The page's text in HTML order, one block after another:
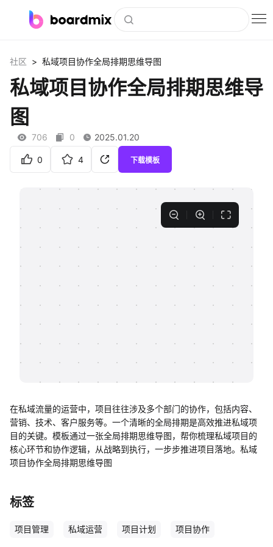
社区资源
企业服务
客户案例
社区 > 私域项目协作全局排期思维导图
私域项目协作全局排期思维导
图
706 0 2025.01.20
0 4 下载模板
在私域流量的运营中，项目往往涉及多个部门的协作，包括内容、
营销、技术、客户服务等。一个清晰的全局排期是高效推进私域项
目的关键。模板通过一张全局排期思维导图，帮你梳理私域项目的
核心环节和协作逻辑，从战略到执行，一步步推进项目落地。私域
项目协作全局排期思维导图
标签
项目管理 私域运营 项目计划 项目协作